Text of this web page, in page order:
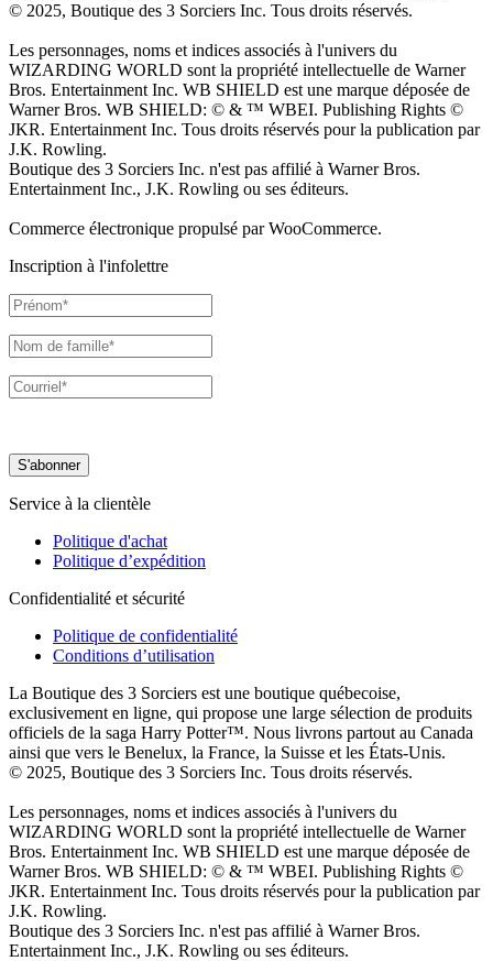
© 2025, Boutique des 3 Sorciers Inc. Tous droits réservés.
Les personnages, noms et indices associés à l'univers du
WIZARDING WORLD sont la propriété intellectuelle de Warner
Bros. Entertainment Inc. WB SHIELD est une marque déposée de
Warner Bros. WB SHIELD: © & ™ WBEI. Publishing Rights ©
JKR. Entertainment Inc. Tous droits réservés pour la publication par
J.K. Rowling.
Boutique des 3 Sorciers Inc. n'est pas affilié à Warner Bros.
Entertainment Inc., J.K. Rowling ou ses éditeurs.
Commerce électronique propulsé par WooCommerce.
Inscription à l'infolettre
Service à la clientèle
Politique d'achat
Politique d’expédition
Confidentialité et sécurité
Politique de confidentialité
Conditions d’utilisation
La Boutique des 3 Sorciers est une boutique québecoise,
exclusivement en ligne, qui propose une large sélection de produits
officiels de la saga Harry Potter™. Nous livrons partout au Canada
ainsi que vers le Benelux, la France, la Suisse et les États-Unis.
© 2025, Boutique des 3 Sorciers Inc. Tous droits réservés.
Les personnages, noms et indices associés à l'univers du
WIZARDING WORLD sont la propriété intellectuelle de Warner
Bros. Entertainment Inc. WB SHIELD est une marque déposée de
Warner Bros. WB SHIELD: © & ™ WBEI. Publishing Rights ©
JKR. Entertainment Inc. Tous droits réservés pour la publication par
J.K. Rowling.
Boutique des 3 Sorciers Inc. n'est pas affilié à Warner Bros.
Entertainment Inc., J.K. Rowling ou ses éditeurs.